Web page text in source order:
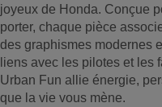
joyeux de Honda. Conçue
porter, chaque pièce
des graphismes modernes
liens avec les pilotes et les
Urban Fun allie énergie,
que la vie vous mène.